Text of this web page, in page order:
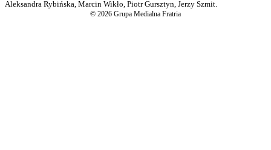
Aleksandra Rybińska, Marcin Wikło, Piotr Gursztyn, Jerzy Szmit.
© 2026 Grupa Medialna Fratria